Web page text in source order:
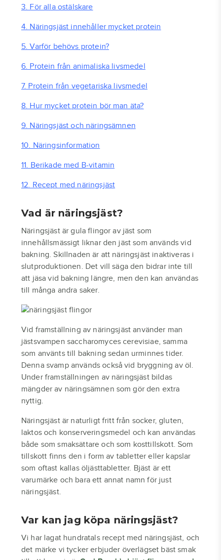
3. För alla ostälskare
4. Näringsjäst innehåller mycket protein
5. Varför behövs protein?
6. Protein från animaliska livsmedel
7. Protein från vegetariska livsmedel
8. Hur mycket protein bör man äta?
9. Näringsjäst och näringsämnen
10. Näringsinformation
11. Berikade med B-vitamin
12. Recept med näringsjäst
Vad är näringsjäst?
Näringsjäst är gula flingor av jäst som
innehållsmässigt liknar den jäst som används vid
bakning. Skillnaden är att näringsjäst inaktiveras i
slutproduktionen. Det vill säga den bidrar inte till
att jäsa vid bakning längre, men den kan användas
till många andra saker.
Vid framställning av näringsjäst använder man
jästsvampen saccharomyces cerevisiae, samma
som använts till bakning sedan urminnes tider.
Denna svamp används också vid bryggning av öl.
Under framställningen av näringsjäst bildas
mängder av näringsämnen som gör den extra
nyttig.
Näringsjäst är naturligt fritt från socker, gluten,
laktos och konserveringsmedel och kan användas
både som smaksättare och som kosttillskott. Som
tillskott finns den i form av tabletter eller kapslar
som oftast kallas öljästtabletter. Bjäst är ett
varumärke och bara ett annat namn för just
näringsjäst.
Var kan jag köpa näringsjäst?
Vi har lagat hundratals recept med näringsjäst, och
det märke vi tycker erbjuder överlägset bäst smak